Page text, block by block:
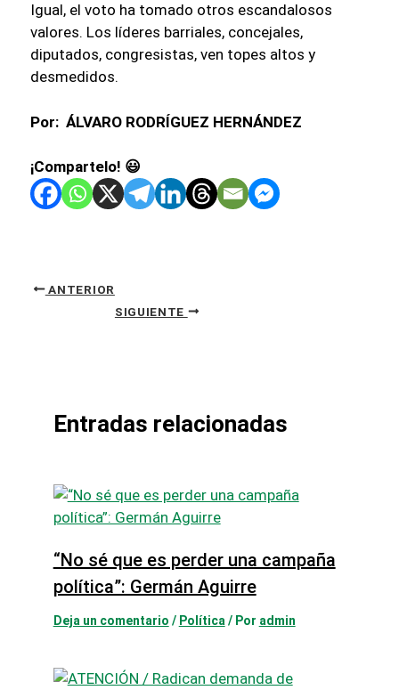
Igual, el voto ha tomado otros escandalosos
valores. Los líderes barriales, concejales,
diputados, congresistas, ven topes altos y
desmedidos.
Por: ÁLVARO RODRÍGUEZ HERNÁNDEZ
¡Compartelo! 😃
ANTERIOR
SIGUIENTE
Entradas relacionadas
“No sé que es perder una campaña
política”: Germán Aguirre
Deja un comentario / Política / Por admin